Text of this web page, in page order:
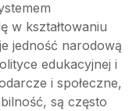
w kształtowaniu
jedność narodową
edukacyjnej i
i społeczne,
są często